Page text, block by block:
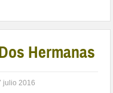
Hermanas
julio 2016